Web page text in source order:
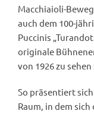
Macchiaioli-
auch dem 100-
Puccinis
originale
von 1926 zu sehen
So präsentiert
Raum, in dem